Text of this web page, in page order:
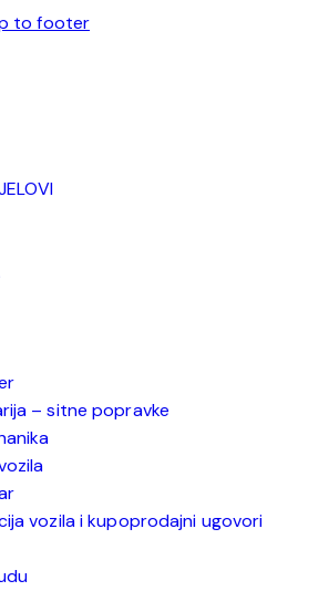
to footer
– sitne popravke
vozila i kupoprodajni ugovori